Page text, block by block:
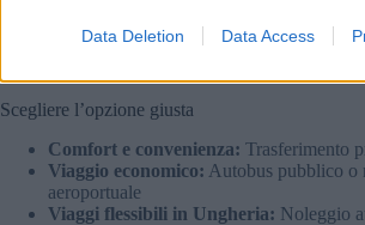
Data Deletion Data Access
Tutto quello che deve sapere sulla guida
Scegliere l’opzione giusta
Comfort e convenienza: Trasferimento
Viaggio economico: Autobus pubblico o
aeroportuale
Viaggi flessibili in Ungheria: Noleggio